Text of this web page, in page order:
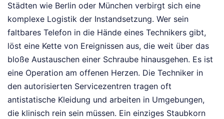
Städten wie Berlin oder München verbirgt sich eine
komplexe Logistik der Instandsetzung. Wer sein
faltbares Telefon in die Hände eines Technikers gibt,
löst eine Kette von Ereignissen aus, die weit über das
bloße Austauschen einer Schraube hinausgehen. Es ist
eine Operation am offenen Herzen. Die Techniker in
den autorisierten Servicezentren tragen oft
antistatische Kleidung und arbeiten in Umgebungen,
die klinisch rein sein müssen. Ein einziges Staubkorn